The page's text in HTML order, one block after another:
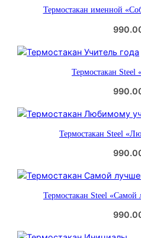
Термостакан именной
Термостакан Steel
Термостакан Steel
Термостакан Steel «Самой